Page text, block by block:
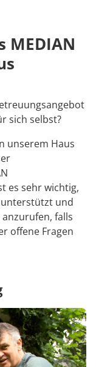
MEDIAN
sich selbst?
unserem Haus
es sehr wichtig,
unterstützt und
falls
offene Fragen